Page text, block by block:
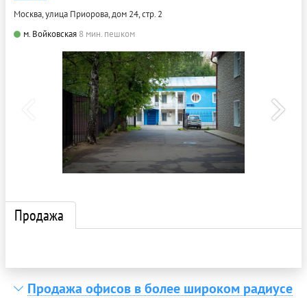
Москва, улица Приорова, дом 24, стр. 2
м. Войковская 8 мин. пешком
Продажа
Продажа офисов в более широком радиусе